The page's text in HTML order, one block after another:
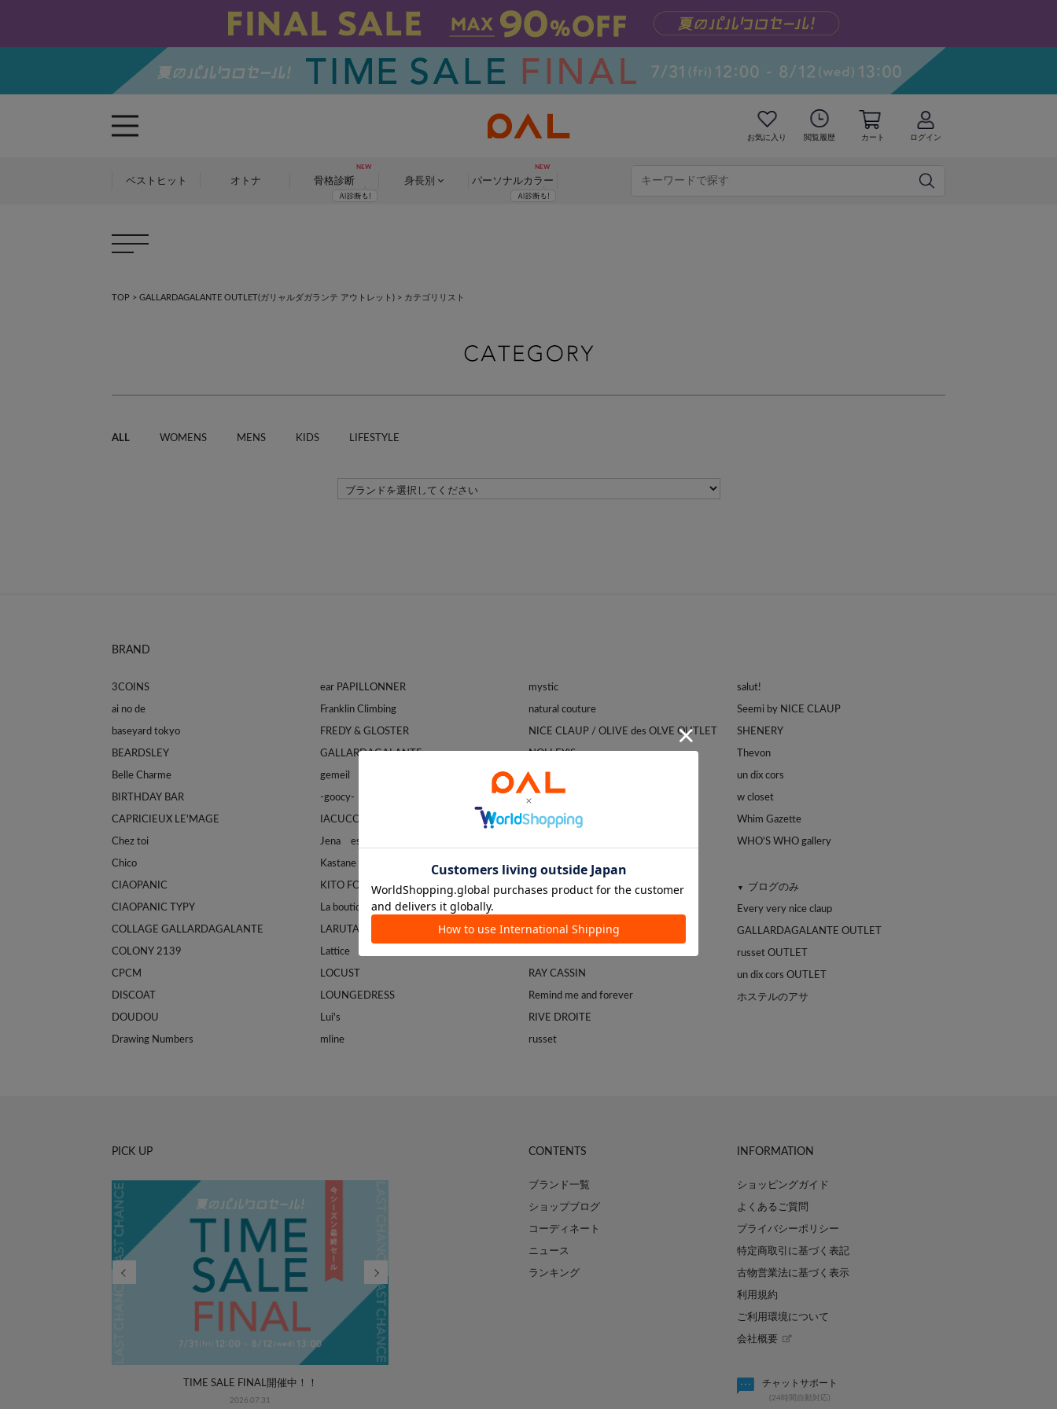
お気に入り 閲覧履歴 カート ログイン
ベストヒット オトナ 骨格診断 身長別 パーソナルカラー
TOP > GALLARDAGALANTE OUTLET(ガリャルダガランテ アウトレット) > カテゴリリスト
ALL WOMENS MENS KIDS LIFESTYLE
BRAND
3COINS
ai no de
baseyard tokyo
BEARDSLEY
Belle Charme
BIRTHDAY BAR
CAPRICIEUX LE'MAGE
Chez toi
Chico
CIAOPANIC
CIAOPANIC TYPY
COLLAGE GALLARDAGALANTE
COLONY 2139
CPCM
DISCOAT
DOUDOU
Drawing Numbers
ear PAPILLONNER
Franklin Climbing
FREDY & GLOSTER
GALLARDAGALANTE
gemeil
-goocy-
IACUCCI
Jena espace merveilleux
Kastane
KITO FOREST MARKET SHIMOICHI
La boutique BonBon
LARUTA
Lattice
LOCUST
LOUNGEDRESS
Lui's
mline
mystic
natural couture
NICE CLAUP / OLIVE des OLVE OUTLET
NOLLEY'S
OLIVE des OLIVE
Omekashi
one after another NICE CLAUP
PAL GROUP OUTLET
PAPILLONNER
prose verse
RAY CASSIN
Remind me and forever
RIVE DROITE
russet
salut!
Seemi by NICE CLAUP
SHENERY
Thevon
un dix cors
w closet
Whim Gazette
WHO'S WHO gallery
▼ ブログのみ
Every very nice claup
GALLARDAGALANTE OUTLET
russet OUTLET
un dix cors OUTLET
ホステルのアサ
PICK UP
TIME SALE FINAL開催中！！
2026.07.31
パルのキュン祭り開催決定！
2026.07.31
CONTENTS
ブランド一覧
ショップブログ
コーディネート
ニュース
ランキング
INFORMATION
ショッピングガイド
よくあるご質問
プライバシーポリシー
特定商取引に基づく表記
古物営業法に基づく表示
利用規約
ご利用環境について
会社概要
チャットサポート
(24時間自動対応)